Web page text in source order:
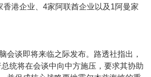
香港企业、4家阿联酋企业以及1阿曼家
会谈即将来临之际发布。路透社指出，
统将在会谈中向中方施压，要求其协助